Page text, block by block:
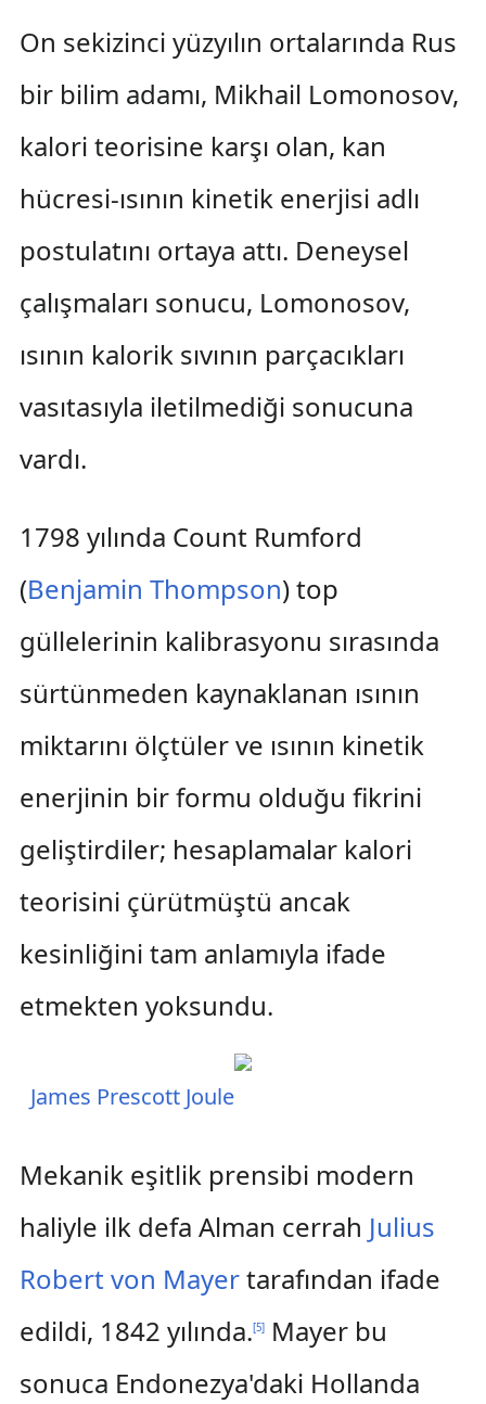
On sekizinci yüzyılın ortalarında Rus
bir bilim adamı, Mikhail Lomonosov,
kalori teorisine karşı olan, kan
hücresi-ısının kinetik enerjisi adlı
postulatını ortaya attı. Deneysel
çalışmaları sonucu, Lomonosov,
ısının kalorik sıvının parçacıkları
vasıtasıyla iletilmediği sonucuna
vardı.
1798 yılında Count Rumford
(Benjamin Thompson) top
güllelerinin kalibrasyonu sırasında
sürtünmeden kaynaklanan ısının
miktarını ölçtüler ve ısının kinetik
enerjinin bir formu olduğu fikrini
geliştirdiler; hesaplamalar kalori
teorisini çürütmüştü ancak
kesinliğini tam anlamıyla ifade
etmekten yoksundu.
James Prescott Joule
Mekanik eşitlik prensibi modern
haliyle ilk defa Alman cerrah Julius
Robert von Mayertarafından ifade
edildi, 1842 yılında.[5]Mayer bu
sonuca Endonezya'daki Hollanda